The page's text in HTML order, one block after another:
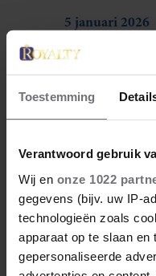
Toestemming
Verantwoord gebruik
Wij en onze 1022
gegevens (bijv. uw IP-
technologieën zoals
apparaat op te slaan en
gepersonaliseerde
5 januari 2026
WILLIAM EN